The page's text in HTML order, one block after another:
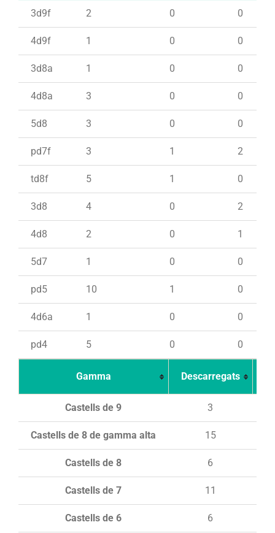
3d9f 2 0 0
4d9f 1 0 0
3d8a 1 0 0
4d8a 3 0 0
5d8 3 0 0
pd7f 3 1 2
td8f 5 1 0
3d8 4 0 2
4d8 2 0 1
5d7 1 0 0
pd5 10 1 0
4d6a 1 0 0
pd4 5 0 0
Gamma Descarregats
Castells de 9 3
Castells de 8 de gamma alta 15
Castells de 8 6
Castells de 7 11
Castells de 6 6